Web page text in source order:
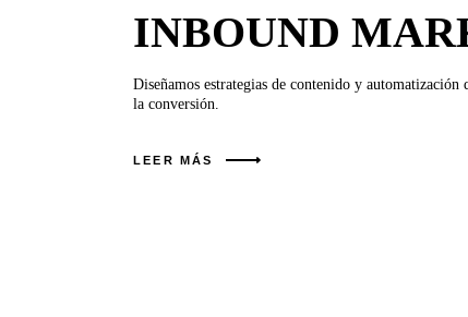
INBOUND
Diseñamos estrategias de contenido y
la conversión.
LEER MÁS